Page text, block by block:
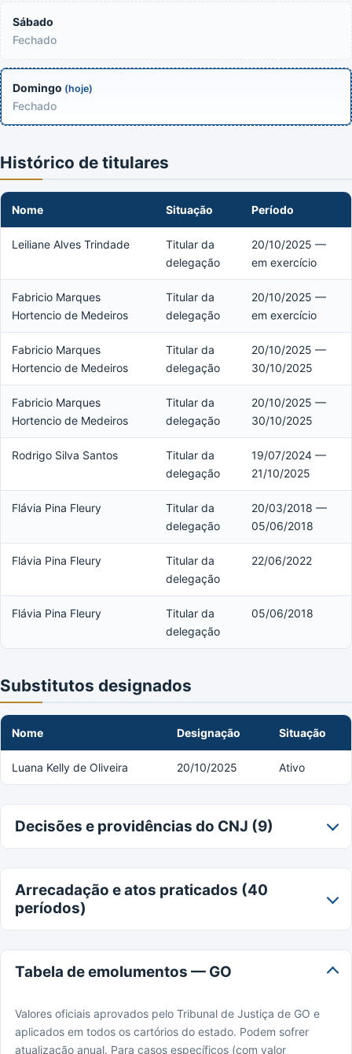
Sábado
Fechado
Domingo (hoje)
Fechado
Histórico de titulares
Nome Situação Período
Leiliane Alves Trindade
Titular da
delegação
20/10/2025 —
em exercício
Fabricio Marques
Hortencio de Medeiros
Titular da
delegação
20/10/2025 —
em exercício
Fabricio Marques
Hortencio de Medeiros
Titular da
delegação
20/10/2025 —
30/10/2025
Fabricio Marques
Hortencio de Medeiros
Titular da
delegação
20/10/2025 —
30/10/2025
Rodrigo Silva Santos
Titular da
delegação
19/07/2024 —
21/10/2025
Flávia Pina Fleury
Titular da
delegação
20/03/2018 —
05/06/2018
Flávia Pina Fleury
Titular da
delegação
22/06/2022
Flávia Pina Fleury
Titular da
delegação
05/06/2018
Substitutos designados
Nome Designação Situação
Luana Kelly de Oliveira 20/10/2025 Ativo
Decisões e providências do CNJ (9)
Arrecadação e atos praticados (40
períodos)
Tabela de emolumentos — GO
Valores oficiais aprovados pelo Tribunal de Justiça de GO e
aplicados em todos os cartórios do estado. Podem sofrer
atualização anual. Para casos específicos (com valor